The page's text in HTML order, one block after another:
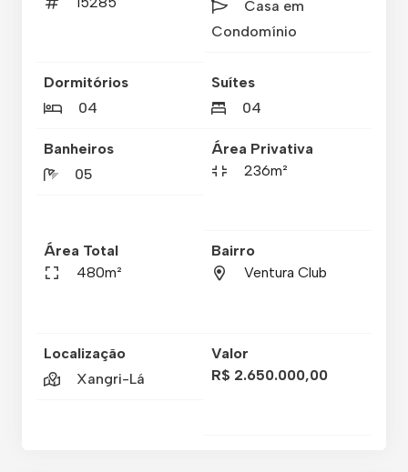
Casa em
Condomínio
Dormitórios
04
Suítes
04
Banheiros
05
Área Privativa
236m²
Área Total
480m²
Bairro
Ventura Club
Localização
Xangri-Lá
Valor
R$ 2.650.000,00